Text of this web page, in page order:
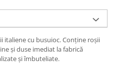
italiene cu busuioc. Conține roșii
și duse imediat la fabrică
și îmbuteliate.